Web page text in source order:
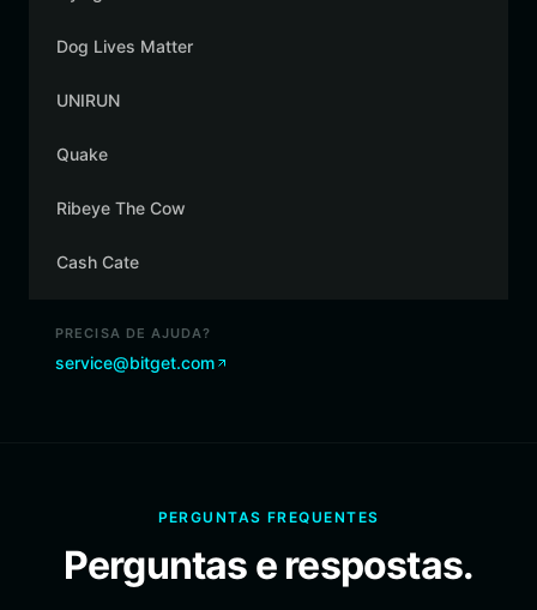
Dog Lives Matter
UNIRUN
Quake
Ribeye The Cow
Cash Cate
PRECISA DE AJUDA?
service@bitget.com
PERGUNTAS FREQUENTES
Perguntas e respostas.